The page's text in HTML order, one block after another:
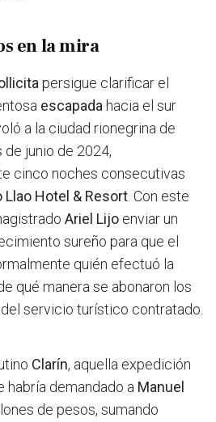
en la mira
persigue clarificar el
escapada hacia el sur
a la ciudad rionegrina de
de junio de 2024,
cinco noches consecutivas
Llao Hotel & Resort . Con este
Ariel Lijo enviar un
sureño para que el
quién efectuó la
qué manera se abonaron los
servicio turístico contratado.
Clarín, aquella expedición
habría demandado a Manuel
de pesos, sumando